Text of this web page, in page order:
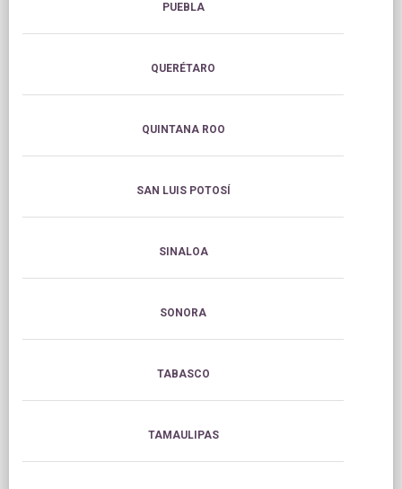
PUEBLA
QUERÉTARO
QUINTANA ROO
SAN LUIS POTOSÍ
SINALOA
SONORA
TABASCO
TAMAULIPAS